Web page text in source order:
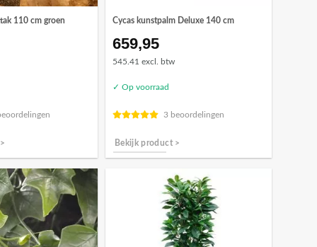
110 cm groen Cycas kunstpalm Deluxe 140 cm
659,95
545.41 excl. btw
✓ Op voorraad
3 beoordelingen
Bekijk product >